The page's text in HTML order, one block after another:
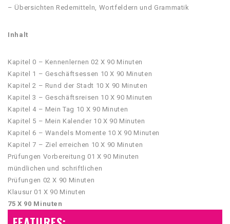
– Übersichten Redemitteln, Wortfeldern und Grammatik
Inhalt
Kapitel 0 – Kennenlernen 02 X 90 Minuten
Kapitel 1 – Geschäftsessen 10 X 90 Minuten
Kapitel 2 – Rund der Stadt 10 X 90 Minuten
Kapitel 3 – Geschäftsreisen 10 X 90 Minuten
Kapitel 4 – Mein Tag 10 X 90 Minuten
Kapitel 5 – Mein Kalender 10 X 90 Minuten
Kapitel 6 – Wandels Momente 10 X 90 Minuten
Kapitel 7 – Ziel erreichen 10 X 90 Minuten
Prüfungen Vorbereitung 01 X 90 Minuten
mündlichen und schriftlichen
Prüfungen 02 X 90 Minuten
Klausur 01 X 90 Minuten
75 X 90 Minuten